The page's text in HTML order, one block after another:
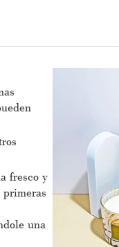
fresco y
una